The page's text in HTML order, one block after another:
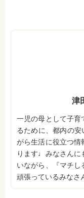
津
一児の母として子育
るために、都内の安
がら生活に役立つ情
ります♩みなさんに
いながら、『マチし
頑張っているみなさ